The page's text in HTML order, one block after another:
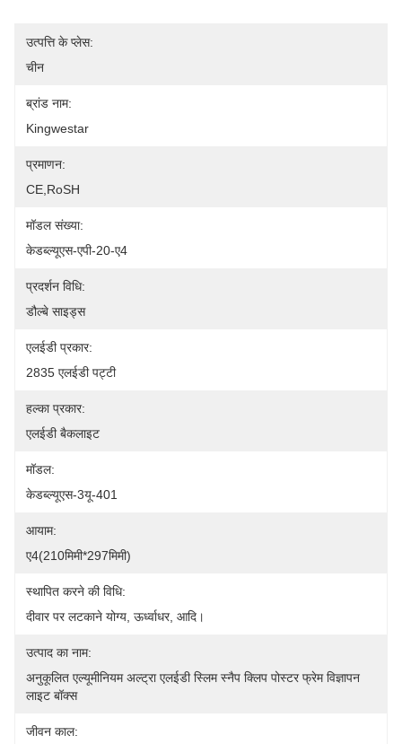
उत्पत्ति के प्लेस:
चीन
ब्रांड नाम:
Kingwestar
प्रमाणन:
CE,RoSH
मॉडल संख्या:
केडब्ल्यूएस-एपी-20-ए4
प्रदर्शन विधि:
डौल्बे साइड्स
एलईडी प्रकार:
2835 एलईडी पट्टी
हल्का प्रकार:
एलईडी बैकलाइट
मॉडल:
केडब्ल्यूएस-3यू-401
आयाम:
ए4(210मिमी*297मिमी)
स्थापित करने की विधि:
दीवार पर लटकाने योग्य, ऊर्ध्वाधर, आदि।
उत्पाद का नाम:
अनुकूलित एल्यूमीनियम अल्ट्रा एलईडी स्लिम स्नैप क्लिप पोस्टर फ्रेम विज्ञापन
लाइट बॉक्स
जीवन काल: